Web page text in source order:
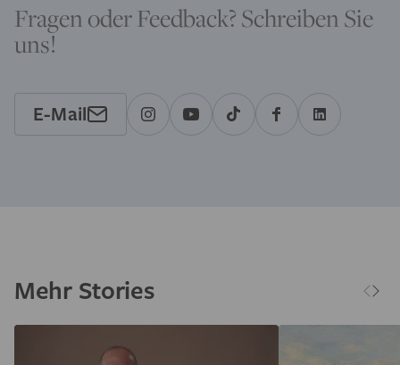
Fragen oder Feedback? Schreiben Sie
uns!
E-Mail
Mehr Stories